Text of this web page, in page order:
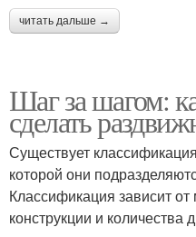
читать дальше →
Шаг за шагом:
сделать
Существует
которой они
Классификация зависит
конструкции и количества